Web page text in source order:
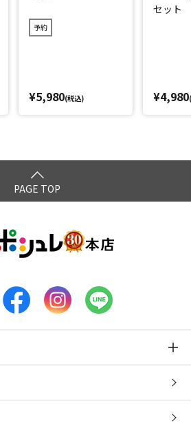
予約
¥5,980(税込)
セット
¥4,980
PAGE TOP